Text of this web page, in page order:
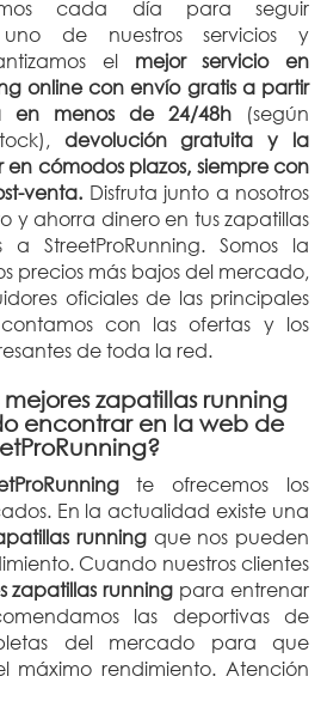
cada día para seguir
de nuestros servicios y
el mejor servicio en
online con envío gratis a partir
en menos de 24/48h (según
devolución gratuita y la
cómodos plazos, siempre con
venta. Disfruta junto a nosotros
y ahorra dinero en tus zapatillas
StreetProRunning. Somos la
precios más bajos del mercado,
oficiales de las principales
con las ofertas y los
de toda la red.
mejores zapatillas running
encontrar en la web de
te ofrecemos los
En la actualidad existe una
runningque nos pueden
Cuando nuestros clientes
zapatillas running para entrenar
las deportivas de
del mercado para que
máximo rendimiento. Atención